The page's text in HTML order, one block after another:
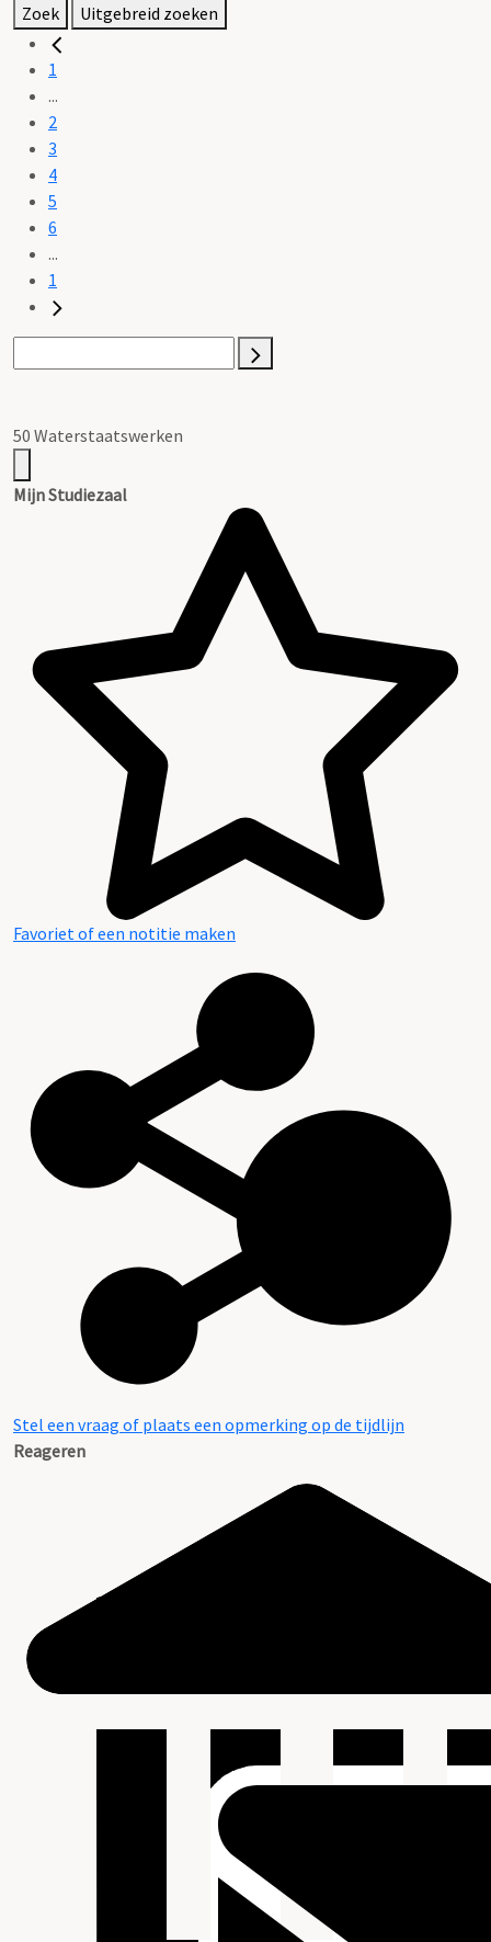
Zoek Uitgebreid zoeken
1
...
2
3
4
5
6
...
1
50 Waterstaatswerken
Mijn Studiezaal
Favoriet of een notitie maken
Stel een vraag of plaats een opmerking op de tijdlijn
Reageren